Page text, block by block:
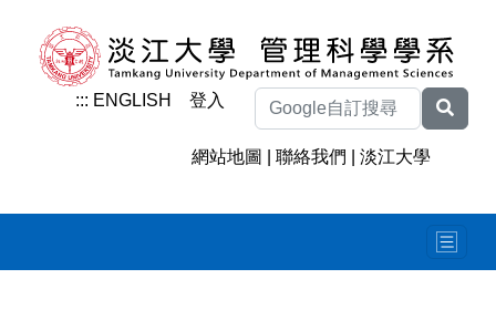
::: ENGLISH 登入
網站地圖 |聯絡我們 |淡江大學